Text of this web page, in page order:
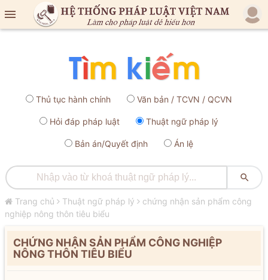

Thủ tục hành chính Văn bản / TCVN / QCVN
Hỏi đáp pháp luật Thuật ngữ pháp lý
Bản án/Quyết định Án lệ

Trang chủ Thuật ngữ pháp lý
chứng nhận sản phẩm công
nghiệp nông thôn tiêu biểu
CHỨNG NHẬN SẢN PHẨM CÔNG NGHIỆP
NÔNG THÔN TIÊU BIỂU